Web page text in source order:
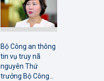
Bộ Công an thông
tin vụ truy nã
nguyên Thứ
trưởng Bộ Công...